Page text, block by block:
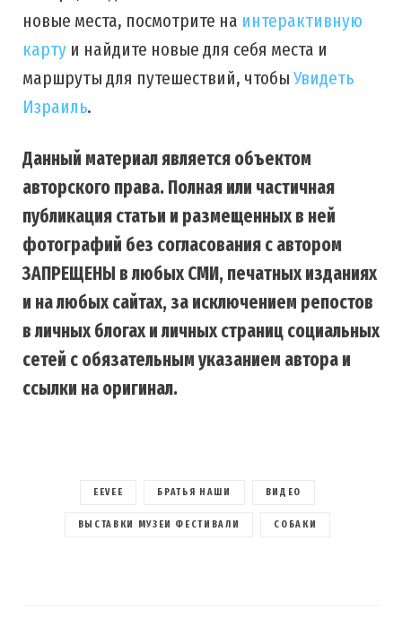
новые места, посмотрите на интерактивную
карту и найдите новые для себя места и
маршруты для путешествий, чтобыУвидеть
Израиль.
Данный материал является объектом
авторского права. Полная или частичная
публикация статьи и размещенных в ней
фотографий без согласования с автором
ЗАПРЕЩЕНЫ в любых СМИ, печатных изданиях
и на любых сайтах, за исключением репостов
в личных блогах и личных страниц социальных
сетей с обязательным указанием автора и
ссылки на оригинал.
EEVEE БРАТЬЯ НАШИ ВИДЕО
ВЫСТАВКИ МУЗЕИ ФЕСТИВАЛИ СОБАКИ